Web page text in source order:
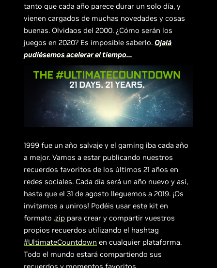
tanto que cada año parece durar un solo día, y
vienen cargados de muchas novedades y cosas
buenas. Olvidaos del 2000. ¿Cómo serán los
juegos en 2020? Es imposible saberlo. Ojalá
pudiésemos acelerar el tiempo...
1999 fue un año salvaje y el gaming iba cada año
a mejor. Vamos a estar publicando nuestros
recuerdos favoritos de los últimos 21 años en
redes sociales. Cada día será un año nuevo y así,
hasta que el 31 de agosto lleguemos a 2019. ¡Os
invitamos a uniros! Podéis usar este kit en
formato .zip para crear y compartir vuestros
propios recuerdos utilizando el hashtag
#UltimateCountdown en cualquier plataforma.
Todo el mundo estará compartiendo sus